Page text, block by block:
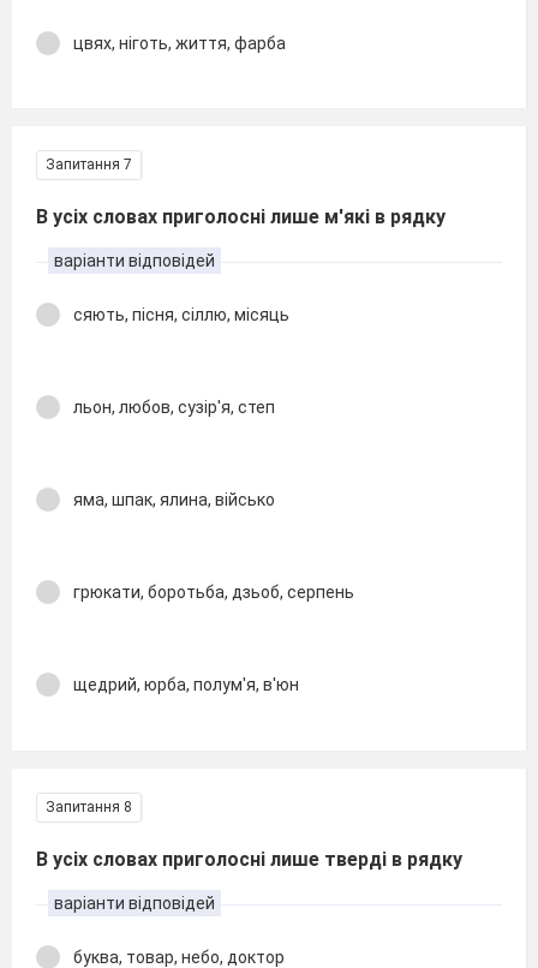
цвях, ніготь, життя, фарба
Запитання 7
В усіх словах приголосні лише м'які в рядку
варіанти відповідей
сяють, пісня, сіллю, місяць
льон, любов, сузір'я, степ
яма, шпак, ялина, військо
грюкати, боротьба, дзьоб, серпень
щедрий, юрба, полум'я, в'юн
Запитання 8
В усіх словах приголосні лише тверді в рядку
варіанти відповідей
буква, товар, небо, доктор